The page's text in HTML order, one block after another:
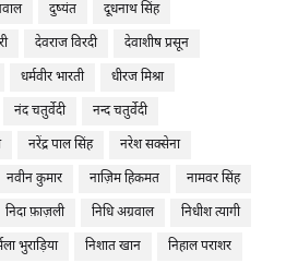
दुष्यंत
दूधनाथ सिंह
देवराज विरदी
देवाशीष प्रसून
धर्मवीर भारती
धीरज मिश्रा
नंद चतुर्वेदी
नन्द चतुर्वेदी
नरेंद्र पाल सिंह
नरेश सक्सेना
नवीन कुमार नाज़िम हिकमत
नामवर सिंह
निदा फ़ाज़ली निधि अग्रवाल
निधीश त्यागी
भुराड़िया निशात खान
निहाल पराशर